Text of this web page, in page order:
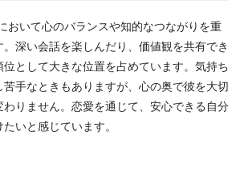
おいて心のバランスや知的なつながりを重
深い会話を楽しんだり、価値観を共有でき
として大きな位置を占めています。気持ち
手なときもありますが、心の奥で彼を大切
わりません。恋愛を通じて、安心できる自分
いと感じています。